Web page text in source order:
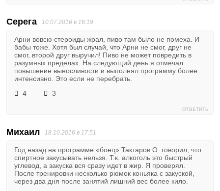
Серега 10.07.2016 в 16:19
Арни вовсю стероиды жрал, пиво там было не помеха. И
бабы тоже. Хотя был случай, что Арни не смог, друг не
смог, второй друг выручил! Пиво не может повредить в
разумных пределах. На следующий день я отмечал
повышение выносливости и выполнял программу более
интенсивно. Это если не перебрать.
4
3
ОТВЕТИТЬ
Михаил 18.10.2016 в 17:51
Год назад на программе «боец» Тактаров О. говорил, что
спиртное закусывать нельзя. Т.к. алкоголь это быстрый
углевод, а закуска вся сразу идет в жир. Я проверял.
После тренировки несколько рюмок коньяка с закуской,
через два дня после занятий лишний вес более кило.